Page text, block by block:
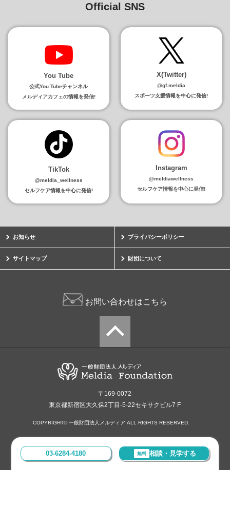
03-6284-4180 無料 相談・見学する
Official SNS
You Tube
公式You Tubeチャンネル
メルディアカフェの情報を発信!
X(Twitter)
@gf.meldia
スポーツ支援情報を中心に発信!
TikTok
@meldia_wellness
セルフケア情報を中心に発信!
Instagram
@meldiawellness
セルフケア情報を中心に発信!
お知らせ プライバシーポリシー
サイトマップ 財団について
お問い合わせはこちら
〒169-0072
東京都新宿区大久保2丁目-5-22セキサクビル7 F
COPYRIGHT© 一般財団法人メルディア ALL RIGHTS RESERVED.